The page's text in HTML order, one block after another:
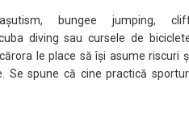
bungee jumping,
diving sau cursele de
le place să își asume riscuri
Se spune că cine practică